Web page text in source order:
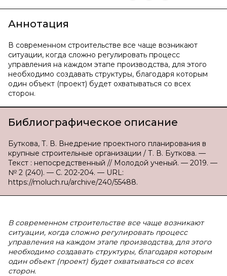
Аннотация
В современном строительстве все чаще возникают
ситуации, когда сложно регулировать процесс
управления на каждом этапе производства, для этого
необходимо создавать структуры, благодаря которым
один объект (проект) будет охватываться со всех
сторон.
Библиографическое описание
Буткова, Т. В. Внедрение проектного планирования в
крупные строительные организации / Т. В. Буткова. —
Текст : непосредственный // Молодой ученый. — 2019. —
№ 2 (240). — С. 202-204. — URL:
https://moluch.ru/archive/240/55488.
В современном строительстве все чаще возникают
ситуации, когда сложно регулировать процесс
управления на каждом этапе производства, для этого
необходимо создавать структуры, благодаря которым
один объект (проект) будет охватываться со всех
сторон.